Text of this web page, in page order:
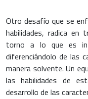
Otro desafío que se
habilidades, radica
torno a lo que es
diferenciándolo de las
manera solvente. Un
las habilidades de
desarrollo de las